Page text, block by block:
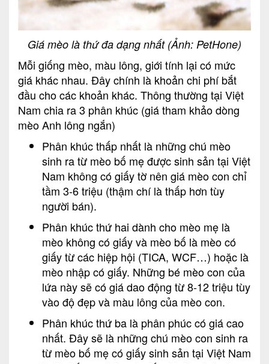
Giá mèo là thứ đa dạng nhất (Ảnh: PetHone)
Mỗi giống mèo, màu lông, giới tính lại có mức
giá khác nhau. Đây chính là khoản chi phí bắt
đầu cho các khoản khác. Thông thường tại Việt
Nam chia ra 3 phân khúc (giá tham khảo dòng
mèo Anh lông ngắn)
Phân khúc thấp nhất là những chú mèo
sinh ra từ mèo bố mẹ được sinh sản tại Việt
Nam không có giấy tờ nên giá mèo con chỉ
tầm 3-6 triệu (thậm chí là thấp hơn tùy
người bán).
Phân khúc thứ hai dành cho mèo mẹ là
mèo không có giấy và mèo bố là mèo có
giấy từ các hiệp hội (TICA, WCF…) hoặc là
mèo nhập có giấy. Những bé mèo con của
lứa này sẽ có giá dao động từ 8-12 triệu tùy
vào độ đẹp và màu lông của mèo con.
Phân khúc thứ ba là phân phúc có giá cao
nhất. Đây sẽ là những chú mèo con sinh ra
từ mèo bố mẹ có giấy sinh sản tại Việt Nam